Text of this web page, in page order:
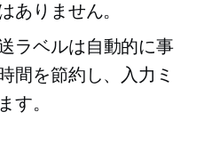
ありません。
ラベルは自動的に事
間を節約し、入力ミ
す。